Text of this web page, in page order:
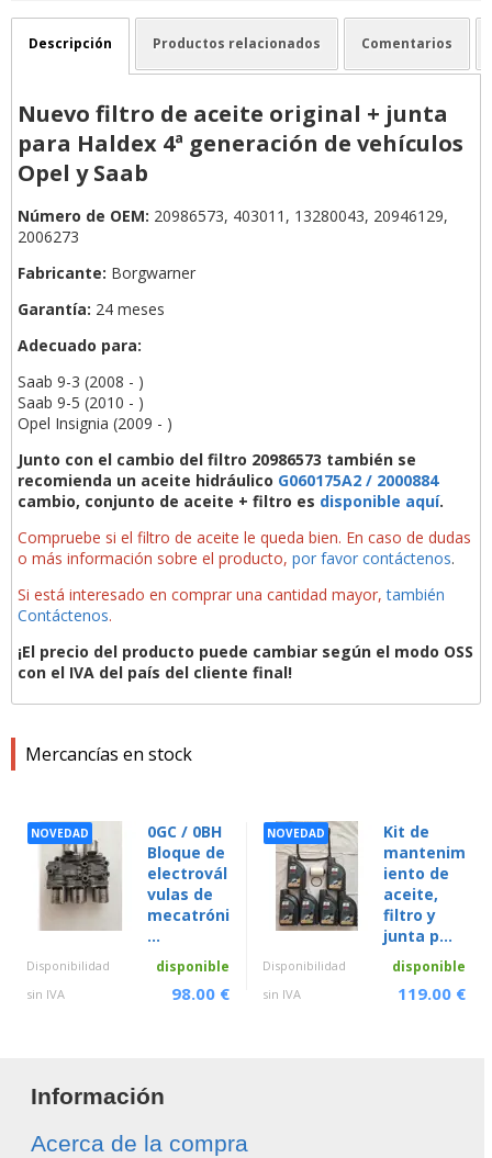
Mercancías en stock
NOVEDAD
0GC / 0BH
Bloque de
electrovál
vulas de
mecatróni
...
Disponibilidad disponible
sin IVA 98.00 €
NOVEDAD
Kit de
mantenim
iento de
aceite,
filtro y
junta p...
Disponibilidad disponible
sin IVA 119.00 €
Descripción Productos relacionados Comentarios
Nuevo filtro de aceite original + junta
para Haldex 4ª generación de vehículos
Opel y Saab
Número de OEM: 20986573, 403011, 13280043, 20946129,
2006273
Fabricante: Borgwarner
Garantía: 24 meses
Adecuado para:
Saab 9-3 (2008 - )
Saab 9-5 (2010 - )
Opel Insignia (2009 - )
Junto con el cambio del filtro 20986573 también se
recomienda un aceite hidráulico G060175A2 / 2000884
cambio, conjunto de aceite + filtro es disponible aquí.
Compruebe si el filtro de aceite le queda bien. En caso de dudas
o más información sobre el producto, por favor contáctenos.
Si está interesado en comprar una cantidad mayor,también
Contáctenos.
¡El precio del producto puede cambiar según el modo OSS
con el IVA del país del cliente final!
Información
Acerca de la compra